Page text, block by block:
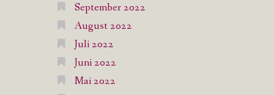
September 2022
August 2022
Juli 2022
Juni 2022
Mai 2022